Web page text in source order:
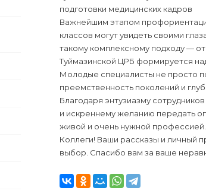
подготовки медицинских кадров
Важнейшим этапом
классов могут увидеть своими
такому комплексному подходу —
Туймазинской ЦРБ формируется
Молодые специалисты не просто
преемственность поколений и
Благодаря энтузиазму
и искреннему желанию передать
живой и очень нужной профессией.
Коллеги! Ваши рассказы и личный
выбор. Спасибо вам за ваше